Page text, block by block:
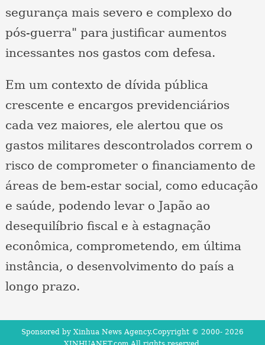
segurança mais severo e complexo do
pós-guerra" para justificar aumentos
incessantes nos gastos com defesa.
Em um contexto de dívida pública
crescente e encargos previdenciários
cada vez maiores, ele alertou que os
gastos militares descontrolados correm o
risco de comprometer o financiamento de
áreas de bem-estar social, como educação
e saúde, podendo levar o Japão ao
desequilíbrio fiscal e à estagnação
econômica, comprometendo, em última
instância, o desenvolvimento do país a
longo prazo.
Sponsored by Xinhua News Agency.Copyright © 2000- 2026